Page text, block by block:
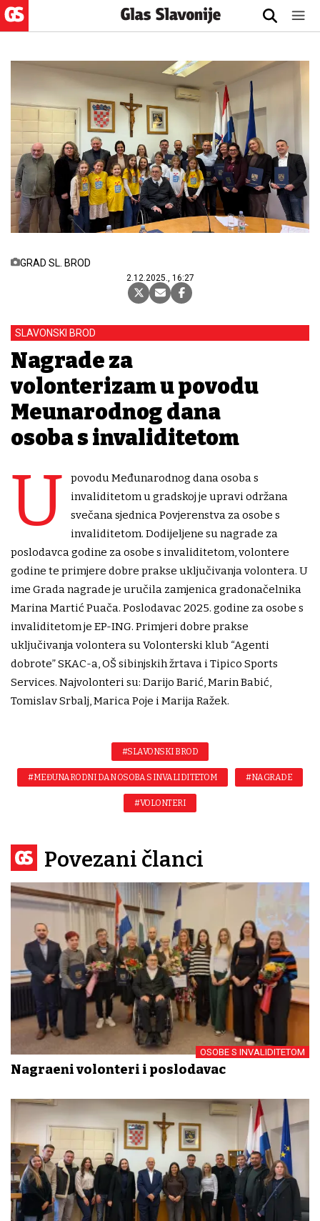
GRAD SL. BROD
2.12.2025., 16:27
SLAVONSKI BROD
Nagrade za
volonterizam u povodu
Međunarodnog dana
osoba s invaliditetom
U
povodu Međunarodnog dana osoba s
invaliditetom u gradskoj je upravi održana
svečana sjednica Povjerenstva za osobe s
invaliditetom. Dodijeljene su nagrade za
poslodavca godine za osobe s invaliditetom, volontere
godine te primjere dobre prakse uključivanja volontera. U
ime Grada nagrade je uručila zamjenica gradonačelnika
Marina Martić Puača. Poslodavac 2025. godine za osobe s
invaliditetom je EP-ING. Primjeri dobre prakse
uključivanja volontera su Volonterski klub “Agenti
dobrote” SKAC-a, OŠ sibinjskih žrtava i Tipico Sports
Services. Najvolonteri su: Darijo Barić, Marin Babić,
Tomislav Srbalj, Marica Poje i Marija Ražek.
#SLAVONSKI BROD
#MEĐUNARODNI DAN OSOBA S INVALIDITETOM #NAGRADE
#VOLONTERI
Povezani članci
OSOBE S INVALIDITETOM
Nagrađeni volonteri i poslodavac